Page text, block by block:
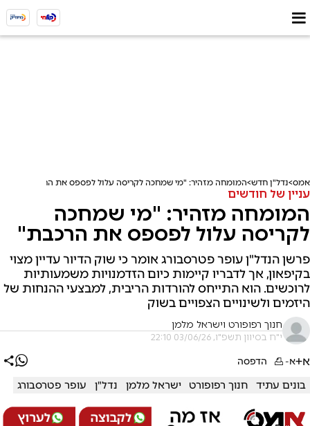
אמס נדל"ן חדש המומחה מזהיר: "מי שמחכה לקריסה עלול לפספס את הרכבת"
עניין של חודשים
המומחה מזהיר: "מי שמחכה
לקריסה עלול לפספס את הרכבת"
פרשן הנדל"ן עופר פטרסבורג אומר כי שוק הדיור עדיין מצוי
בקיפאון, אך לדבריו קיימות כיום הזדמנויות משמעותיות
לרוכשים. הוא התייחס להורדות הריבית, למבצעי ההנחות של
היזמים ולשינויים הצפויים בשוק
חנוך רפופורט וישראל מלמן
י"ח בסיוון תשפ"ו, 03/06/26 22:10
א+א- הדפסה
בונים עתיד חנוך רפופורט ישראל מלמן נדל"ן עופר פטרסבורג